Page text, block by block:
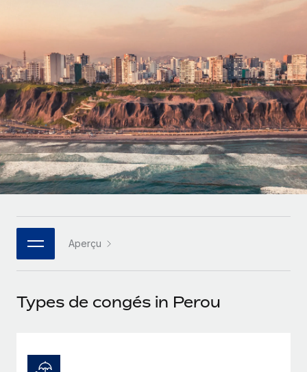
Intégrez et gérez vos freelances partout dans le monde
PEO
Sous-traitez les opérations complexes liées à l’emploi
INFRASTRUCTURE
Intégration Remote
Intégrez vos RH aux flux de travail en toute simplicité
Plateforme
Des fonctions RH clés intégrées pour votre équipe
Connectez n'importe quel outil d’IA à Remote grâce à
notre MCP
Rationalisez vos processus avec des outils essentiels
Examinez notre service par rapport aux autres
CROISSANCE
Start-ups
Des solutions agiles et internationales pour les RH et la
paie des entreprises en pleine croissance
Entreprises intermédiaires
Développez vos équipes avec des solutions RH sur
mesure
Entreprise
Les RH à l’international pour les grandes entreprises
Partenaires stratégiques de la tech
Découvrez les devises disponibles et les vitesses de
paiement pour vos freelances internationaux
APPRENDRE AVEC REMOTE
Recherche et guides
Études de cas
Checklists et modèles
Descriptions de postes
Événements
Données sur les salaires et les talents
Français
Deutsch
Español
Italiano
Português (Portugal)
日本語
한국어
Connexion
Aperçu
Types de congés in Perou